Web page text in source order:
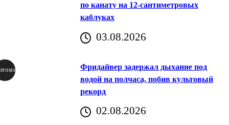
по канату на 12-сантиметровых
каблуках
03.08.2026
Фридайвер задержал дыхание под
водой на полчаса, побив культовый
рекорд
02.08.2026